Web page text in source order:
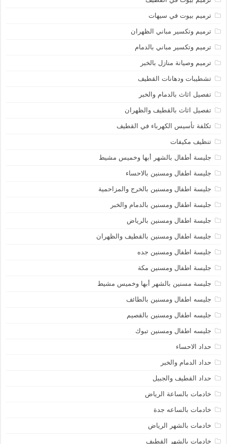
ترميم بيوت في سيهات
ترميم وتكسير مباني الظهران
ترميم وتكسير مباني بالدمام
ترميم وصيانة منازل بالخبر
تشطيبات ودهانات القطيف
تفصيل اثاث بالدمام والخبر
تفصيل اثاث بالقطيف والظهران
تكلفة تأسيس الكهرباء في القطيف
تنظيف مكيفات
جليسة أطفال بالشهر أبها وخميس مشيط
جليسة اطفال ومسنين بالاحساء
جليسة اطفال ومسنين بالخرج والمزاحمية
جليسة اطفال ومسنين بالدمام والخبر
جليسة اطفال ومسنين بالرياض
جليسة اطفال ومسنين بالقطيف والظهران
جليسة اطفال ومسنين جده
جليسة اطفال ومسنين مكة
جليسة مسنين بالشهر أبها وخميس مشيط
جليسه اطفال ومسنين بالطائف
جليسه اطفال ومسنين بالقصيم
جليسه اطفال ومسنين تبوك
حداد الاحساء
حداد الدمام والخبر
حداد القطيف والجبيل
خادمات بالساعة الرياض
خادمات بالساعه جدة
خادمات بالشهر الرياض
خادمات بالشهر القطيف